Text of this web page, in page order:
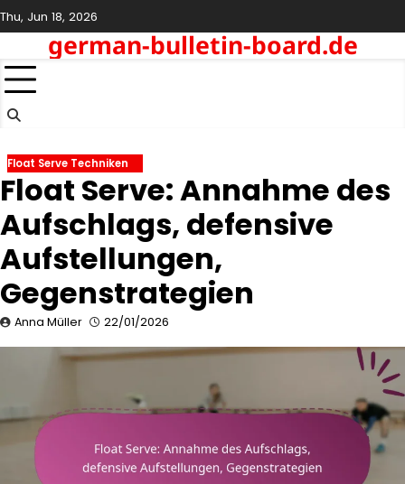
Skip
to
content
Thu, Jun 18, 2026
german-bulletin-board.de
Float Serve Techniken
Float Serve: Annahme des
Aufschlags, defensive
Aufstellungen,
Gegenstrategien
Anna Müller 22/01/2026